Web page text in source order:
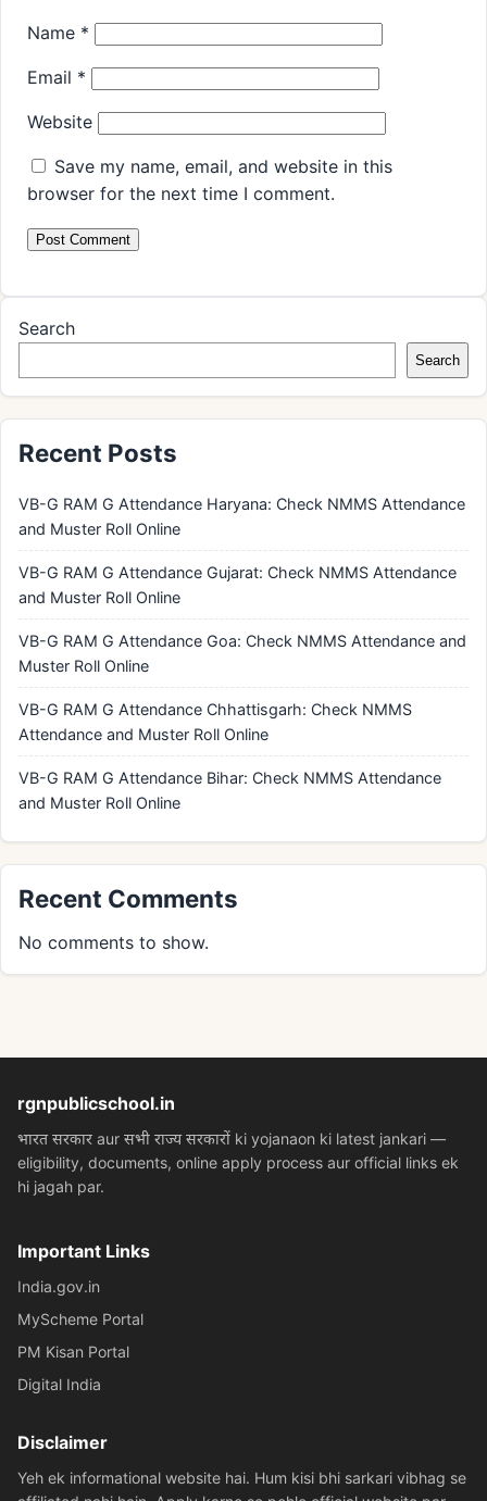
Name *
Email *
Website
Save my name, email, and website in this
browser for the next time I comment.
Search
Search
Recent Posts
VB-G RAM G Attendance Haryana: Check NMMS Attendance
and Muster Roll Online
VB-G RAM G Attendance Gujarat: Check NMMS Attendance
and Muster Roll Online
VB-G RAM G Attendance Goa: Check NMMS Attendance and
Muster Roll Online
VB-G RAM G Attendance Chhattisgarh: Check NMMS
Attendance and Muster Roll Online
VB-G RAM G Attendance Bihar: Check NMMS Attendance
and Muster Roll Online
Recent Comments
No comments to show.
rgnpublicschool.in
भारत सरकार aur सभी राज्य सरकारों ki yojanaon ki latest jankari —
eligibility, documents, online apply process aur official links ek
hi jagah par.
Important Links
India.gov.in
MyScheme Portal
PM Kisan Portal
Digital India
Disclaimer
Yeh ek informational website hai. Hum kisi bhi sarkari vibhag se